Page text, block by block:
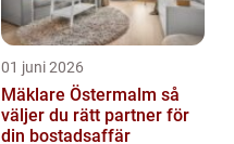
01 juni 2026
Mäklare Östermalm så
väljer du rätt partner för
din bostadsaffär